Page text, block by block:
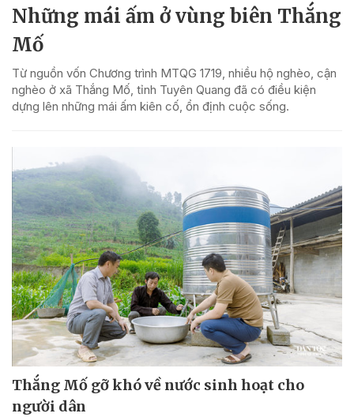
Những mái ấm ở vùng biên Thắng
Mố
Từ nguồn vốn Chương trình MTQG 1719, nhiều hộ nghèo, cận
nghèo ở xã Thắng Mố, tỉnh Tuyên Quang đã có điều kiện
dựng lên những mái ấm kiên cố, ổn định cuộc sống.
Thắng Mố gỡ khó về nước sinh hoạt cho
người dân